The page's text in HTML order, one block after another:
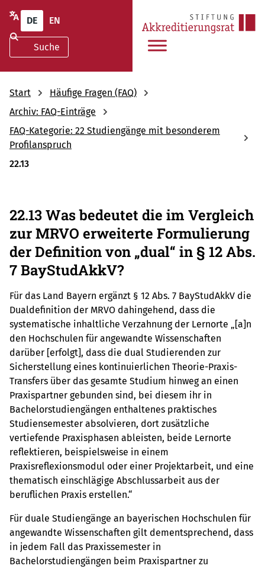
DE EN
Start
Häufige Fragen (FAQ)
Archiv: FAQ-Einträge
FAQ-Kategorie: 22 Studiengänge mit besonderem
Profilanspruch
22.13
22.13 Was bedeutet die im Vergleich
zur MRVO erweiterte Formulierung
der Definition von „dual“ in § 12 Abs.
7 BayStudAkkV?
Für das Land Bayern ergänzt § 12 Abs. 7 BayStudAkkV die
Dualdefinition der MRVO dahingehend, dass die
systematische inhaltliche Verzahnung der Lernorte „[a]n
den Hochschulen für angewandte Wissenschaften
darüber [erfolgt], dass die dual Studierenden zur
Sicherstellung eines kontinuierlichen Theorie-Praxis-
Transfers über das gesamte Studium hinweg an einen
Praxispartner gebunden sind, bei diesem ihr in
Bachelorstudiengängen enthaltenes praktisches
Studiensemester absolvieren, dort zusätzliche
vertiefende Praxisphasen ableisten, beide Lernorte
reflektieren, beispielsweise in einem
Praxisreflexionsmodul oder einer Projektarbeit, und eine
thematisch einschlägige Abschlussarbeit aus der
beruflichen Praxis erstellen.“
Für duale Studiengänge an bayerischen Hochschulen für
angewandte Wissenschaften gilt dementsprechend, dass
in jedem Fall das Praxissemester in
Bachelorstudiengängen beim Praxispartner zu